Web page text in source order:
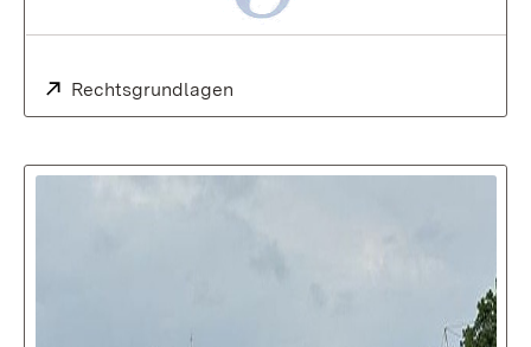
Extern:
Rechtsgrundlagen